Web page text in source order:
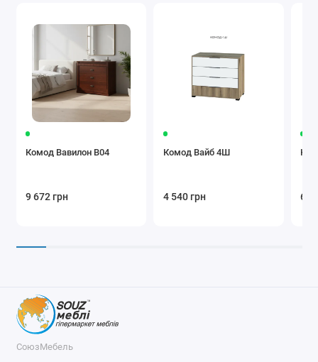
Комод Вавилон В04
9 672 грн
Комод Вайб 4Ш
4 540 грн 6
СоюзМебель